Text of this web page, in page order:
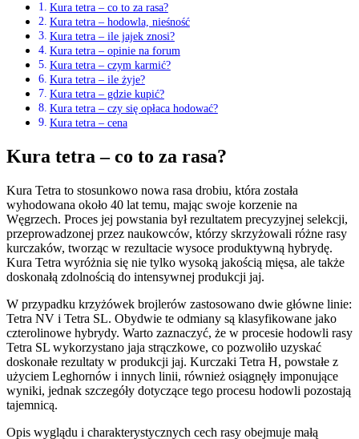
Kura tetra – co to za rasa?
Kura tetra – hodowla, nieśność
Kura tetra – ile jajek znosi?
Kura tetra – opinie na forum
Kura tetra – czym karmić?
Kura tetra – ile żyje?
Kura tetra – gdzie kupić?
Kura tetra – czy się opłaca hodować?
Kura tetra – cena
Kura tetra – co to za rasa?
Kura Tetra to stosunkowo nowa rasa drobiu, która została
wyhodowana około 40 lat temu, mając swoje korzenie na
Węgrzech. Proces jej powstania był rezultatem precyzyjnej selekcji,
przeprowadzonej przez naukowców, którzy skrzyżowali różne rasy
kurczaków, tworząc w rezultacie wysoce produktywną hybrydę.
Kura Tetra wyróżnia się nie tylko wysoką jakością mięsa, ale także
doskonałą zdolnością do intensywnej produkcji jaj.
W przypadku krzyżówek brojlerów zastosowano dwie główne linie:
Tetra NV i Tetra SL. Obydwie te odmiany są klasyfikowane jako
czterolinowe hybrydy. Warto zaznaczyć, że w procesie hodowli rasy
Tetra SL wykorzystano jaja strączkowe, co pozwoliło uzyskać
doskonałe rezultaty w produkcji jaj. Kurczaki Tetra H, powstałe z
użyciem Leghornów i innych linii, również osiągnęły imponujące
wyniki, jednak szczegóły dotyczące tego procesu hodowli pozostają
tajemnicą.
Opis wyglądu i charakterystycznych cech rasy obejmuje małą